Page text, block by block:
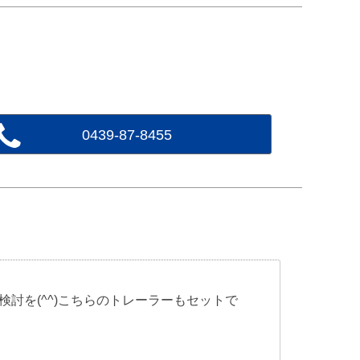
0439-87-8455
討を(^^)こちらのトレーラーもセットで